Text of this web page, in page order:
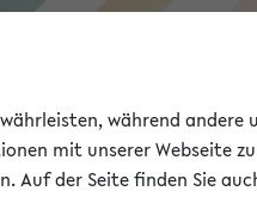
eKVV
während andere
mit unserer Webseite zu
Auf der Seite finden Sie